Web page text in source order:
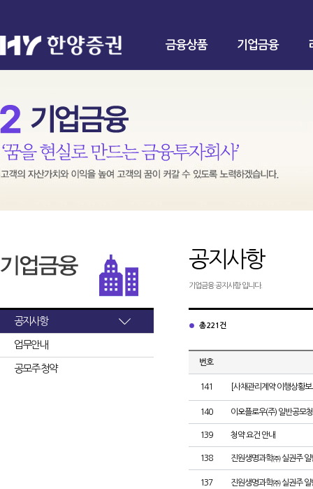
금융상품 기업금융
공지사항
업무안내
공모주 청약
공지사항
기업금융 공지사항 입니다.
총 221건
번호
141 [사채관리계약 이행상황
140 이오플로우(주) 일반공모
139 청약 요건 안내
138 진원생명과학㈜ 실권주 일
137 진원생명과학㈜ 실권주 일